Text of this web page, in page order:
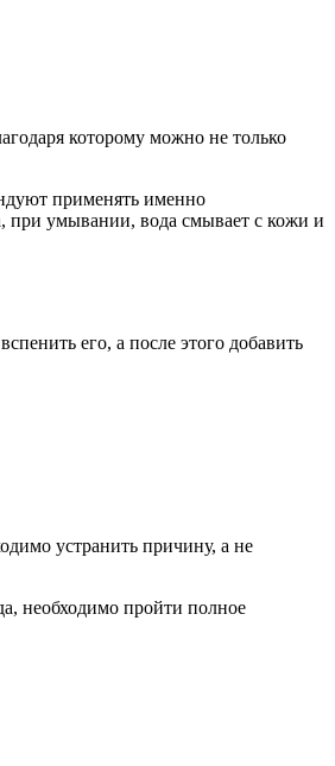
которому можно не только
применять именно
при умывании, вода смывает с кожи и
его, а после этого добавить
устранить причину, а не
необходимо пройти полное